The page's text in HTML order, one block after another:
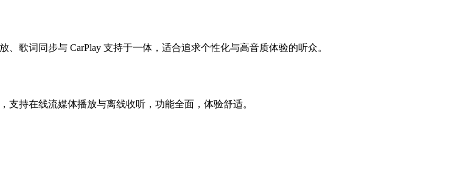
歌词同步与 CarPlay 支持于一体，适合追求个性化与高音质体验的听众。
支持在线流媒体播放与离线收听，功能全面，体验舒适。